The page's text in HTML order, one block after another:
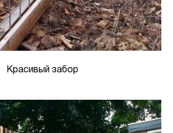
Красивый забор